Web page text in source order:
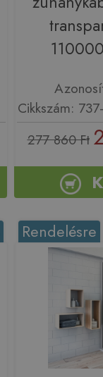
Cikkszám:
277 860 Ft
Rendelésre